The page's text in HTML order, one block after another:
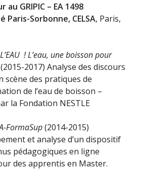
au GRIPIC – EA 1498
Paris-Sorbonne, CELSA, Paris,
! L’eau, une boisson pour
(2015-2017) Analyse des discours
scène des pratiques de
de l’eau de boisson –
la Fondation NESTLE
FormaSup(2014-2015)
et analyse d’un dispositif
pédagogiques en ligne
des apprentis en Master.